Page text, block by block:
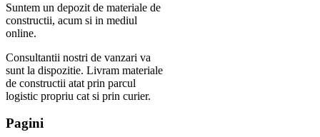
Suntem un depozit de materiale de
constructii, acum si in mediul
online.
Consultantii nostri de vanzari va
sunt la dispozitie. Livram materiale
de constructii atat prin parcul
logistic propriu cat si prin curier.
Pagini